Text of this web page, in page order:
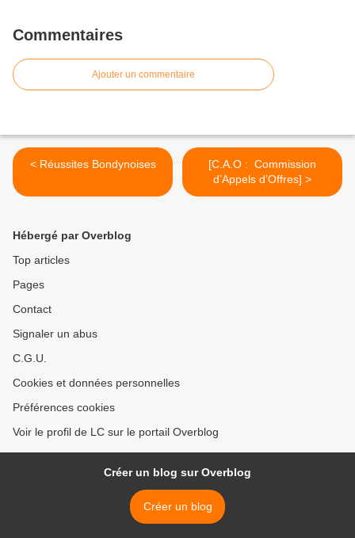
Commentaires
Ajouter un commentaire
< Réussites Bondynoises
[C.A.O : Commission
d’Appels d’Offres] >
Hébergé par Overblog
Top articles
Pages
Contact
Signaler un abus
C.G.U.
Cookies et données personnelles
Préférences cookies
Voir le profil de LC sur le portail Overblog
Créer un blog sur Overblog
Créer un blog